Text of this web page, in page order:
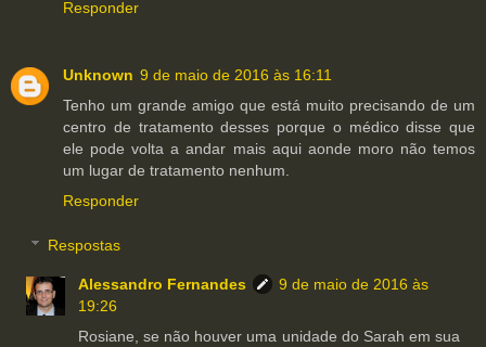
Responder
Unknown 9 de maio de 2016 às 16:11
Tenho um grande amigo que está muito precisando de um
centro de tratamento desses porque o médico disse que
ele pode volta a andar mais aqui aonde moro não temos
um lugar de tratamento nenhum.
Responder
Respostas
Alessandro Fernandes
9 de maio de 2016 às
19:26
Rosiane, se não houver uma unidade do Sarah em sua